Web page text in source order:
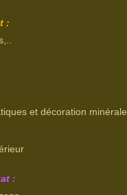
:
et décoration minérale
: